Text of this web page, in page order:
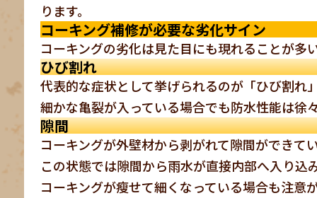
ります。
コーキング補修が必要な劣化サイン
コーキングの劣化は見た目にも現れることが多
ひび割れ
代表的な症状として挙げられるのが「ひび割れ
細かな亀裂が入っている場合でも防水性能は徐
隙間
コーキングが外壁材から剥がれて隙間ができて
この状態では隙間から雨水が直接内部へ入り込
コーキングが瘦せて細くなっている場合も注意